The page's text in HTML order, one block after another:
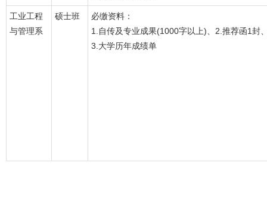
工业工程
与管理系
硕士班
必缴资料：
1.自传及专业成果(1000字以上)、2.推荐函1封
3.大学历年成绩单